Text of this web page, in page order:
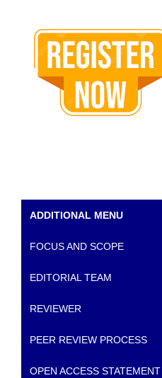
ADDITIONAL MENU
FOCUS AND SCOPE
EDITORIAL TEAM
REVIEWER
PEER REVIEW PROCESS
OPEN ACCESS STATEMENT